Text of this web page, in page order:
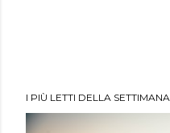
I PIÙ LETTI DELLA SETTIMANA